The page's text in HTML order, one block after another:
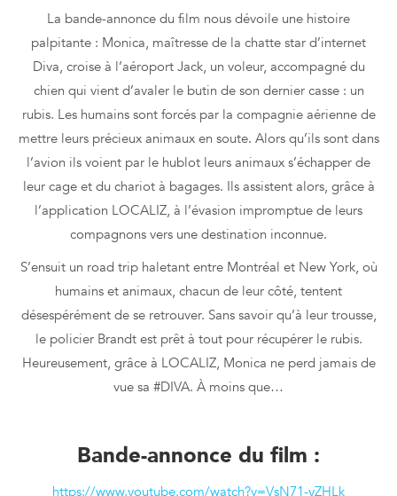
La bande-annonce du film nous dévoile une histoire
palpitante : Monica, maîtresse de la chatte star d’internet
Diva, croise à l’aéroport Jack, un voleur, accompagné du
chien qui vient d’avaler le butin de son dernier casse : un
rubis. Les humains sont forcés par la compagnie aérienne de
mettre leurs précieux animaux en soute. Alors qu’ils sont dans
l’avion ils voient par le hublot leurs animaux s’échapper de
leur cage et du chariot à bagages. Ils assistent alors, grâce à
l’application LOCALIZ, à l’évasion impromptue de leurs
compagnons vers une destination inconnue.
S’ensuit un road trip haletant entre Montréal et New York, où
humains et animaux, chacun de leur côté, tentent
désespérément de se retrouver. Sans savoir qu’à leur trousse,
le policier Brandt est prêt à tout pour récupérer le rubis.
Heureusement, grâce à LOCALIZ, Monica ne perd jamais de
vue sa #DIVA. À moins que…
Bande-annonce du film :
https://www.youtube.com/watch?v=VsN71-yZHLk